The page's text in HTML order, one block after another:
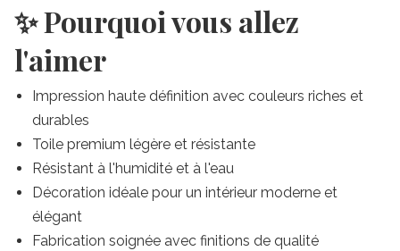
✨ Pourquoi vous allez
l'aimer
Impression haute définition avec couleurs riches et
durables
Toile premium légère et résistante
Résistant à l'humidité et à l'eau
Décoration idéale pour un intérieur moderne et
élégant
Fabrication soignée avec finitions de qualité